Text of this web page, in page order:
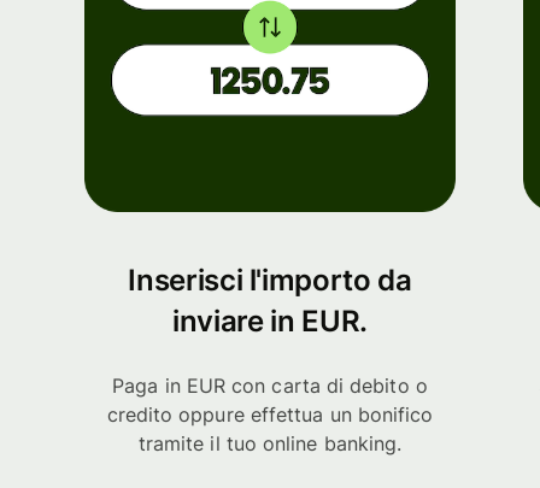
Inserisci l'importo da
inviare in EUR.
Paga in EUR con carta di debito o
credito oppure effettua un bonifico
tramite il tuo online banking.